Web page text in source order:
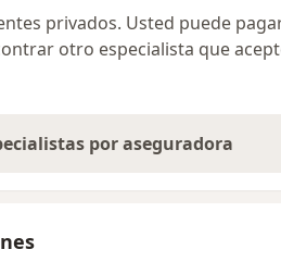
privados. Usted puede
otro especialista que
por aseguradora